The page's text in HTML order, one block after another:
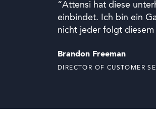
“Attensi hat diese
einbindet. Ich bin ein
nicht jeder folgt diesem
Brandon Freeman
DIRECTOR OF CUSTOMER